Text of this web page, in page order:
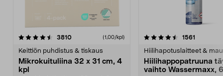
3810arvostelut (1,00/kpl)
Keittiön puhdistus & tiskaus
Mikrokuituliina 32 x 31 cm, 4
kpl
4.5viidestä
1561
Hiilihapotuslaitteet &
Hiilihappopatruuna
vaihto Wassermaxx,
4.5viidestä